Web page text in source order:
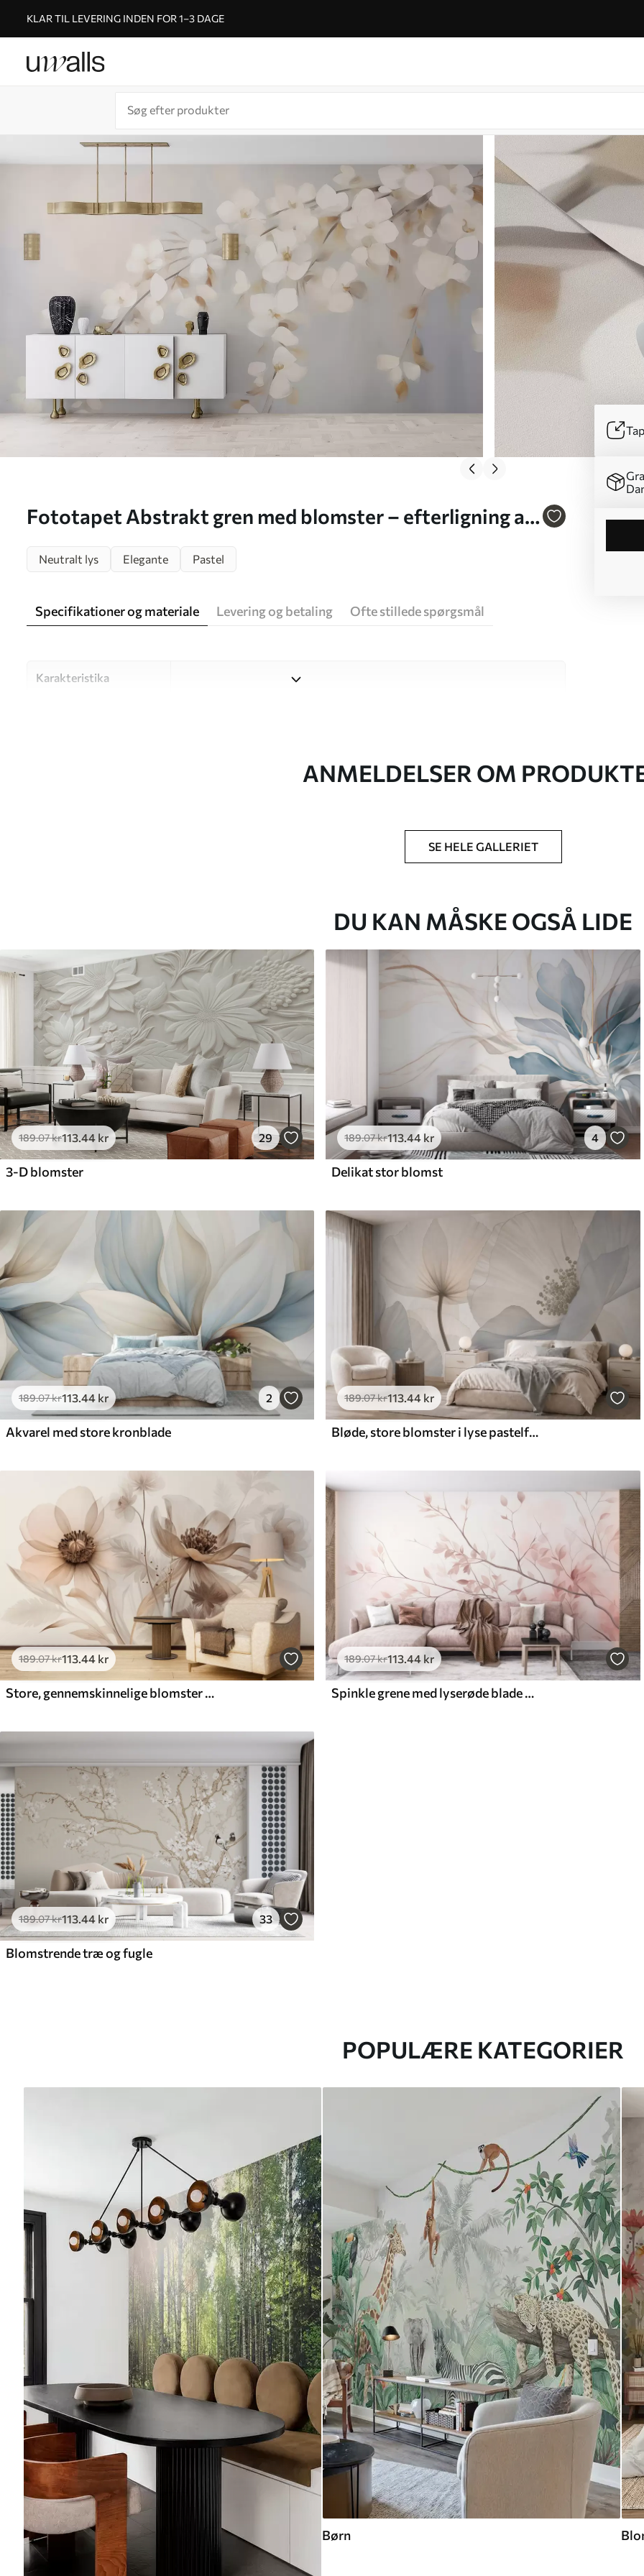
KLAR TIL LEVERING INDEN FOR 1–3 DAGE
Fototapet Abstrakt gren med blomster – efterligning af
Neutralt lys Elegante Pastel
Specifikationer og materiale Levering og betaling Ofte stillede spørgsmål
Karakteristika
Rengøring
Tapetet kan rengøres forsigtigt med en blød svamp. Tapeter med lakfinish
kan rengøres med vand.
Anvendelsesmetode Problemfri anvendelse
Tilgængelige materialer
Standard
385.83231.50kr/m²
Premium
448 .33269.00kr/m²
Premium vinyl Peel and Stick
ANMELDELSER OM
SE HELE GALLERIET
DU KAN MÅSKE OGSÅ LIDE
189.07kr113 .44 kr 29
3-D blomster
189.07kr113 .44 kr 4
Delikat stor blomst
189.07kr113.44 kr 2
Akvarel med store kronblade
189.07kr113.44 kr
Bløde, store blomster i lyse pastelfarver
189.07kr113 .44 kr
Store, gennemskinnelige blomster i sepiafarver med sarte kronblade, fjeragtige blade og mindre blomster
189.07kr113 .44 kr
Spinkle grene med lyserøde blade på en lys baggrund, i akvarelstil
189.07kr113.44 kr 33
Blomstrende træ og fugle
POPULÆRE KATEGORIER
Børn